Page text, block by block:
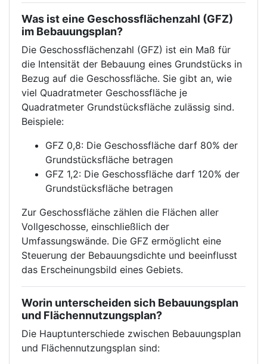
Was ist eine Geschossflächenzahl (GFZ)
im Bebauungsplan?
Die Geschossflächenzahl (GFZ) ist ein Maß für
die Intensität der Bebauung eines Grundstücks in
Bezug auf die Geschossfläche. Sie gibt an, wie
viel Quadratmeter Geschossfläche je
Quadratmeter Grundstücksfläche zulässig sind.
Beispiele:
GFZ 0,8: Die Geschossfläche darf 80% der
Grundstücksfläche betragen
GFZ 1,2: Die Geschossfläche darf 120% der
Grundstücksfläche betragen
Zur Geschossfläche zählen die Flächen aller
Vollgeschosse, einschließlich der
Umfassungswände. Die GFZ ermöglicht eine
Steuerung der Bebauungsdichte und beeinflusst
das Erscheinungsbild eines Gebiets.
Worin unterscheiden sich Bebauungsplan
und Flächennutzungsplan?
Die Hauptunterschiede zwischen Bebauungsplan
und Flächennutzungsplan sind: